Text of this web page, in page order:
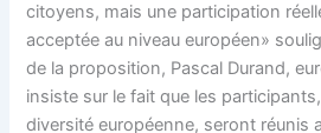
citoyens, mais une participation
acceptée au niveau européen»
de la proposition, Pascal Durand,
insiste sur le fait que les
diversité européenne, seront réunis